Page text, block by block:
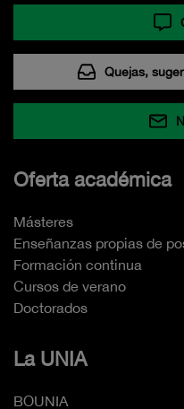
Quejas,
Oferta académica
Másteres
Enseñanzas propias de
Formación continua
Cursos de verano
Doctorados
La UNIA
BOUNIA